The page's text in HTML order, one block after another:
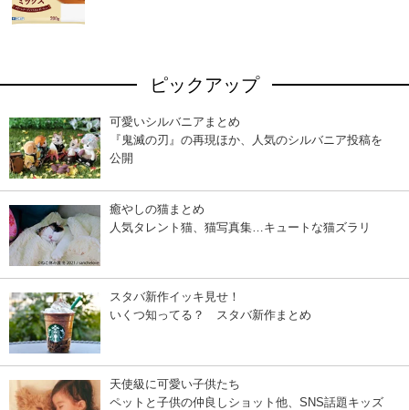
ピックアップ
可愛いシルバニアまとめ
『鬼滅の刃』の再現ほか、人気のシルバニア投稿を
公開
癒やしの猫まとめ
人気タレント猫、猫写真集…キュートな猫ズラリ
スタバ新作イッキ見せ！
いくつ知ってる？ スタバ新作まとめ
天使級に可愛い子供たち
ペットと子供の仲良しショット他、SNS話題キッズ